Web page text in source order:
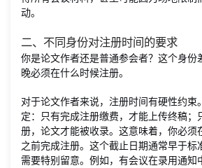
动。
二、不同身份对注册时间的要求
你是论文作者还是普通参会者？这个身份
晚必须在什么时候注册。
对于论文作者来说，注册时间有硬性约束
定：只有完成注册缴费，才能上传终稿；
册，论文才能被收录。这意味着，你必须
之前完成注册。这个截止日期通常早于标
需要特别留意。例如，有会议在录用通知